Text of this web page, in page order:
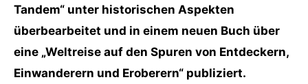
Tandem“ unter historischen Aspekten
überbearbeitet und in einem neuen Buch über
eine „Weltreise auf den Spuren von Entdeckern,
Einwanderern und Eroberern“ publiziert.